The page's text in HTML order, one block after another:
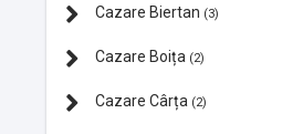
Cazare Biertan (3)
Cazare Boița (2)
Cazare Cârța (2)